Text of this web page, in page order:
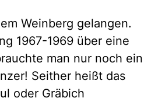
Weinberg gelangen.
1967-1969 über eine
man nur noch ein
Seither heißt das
oder Gräbich